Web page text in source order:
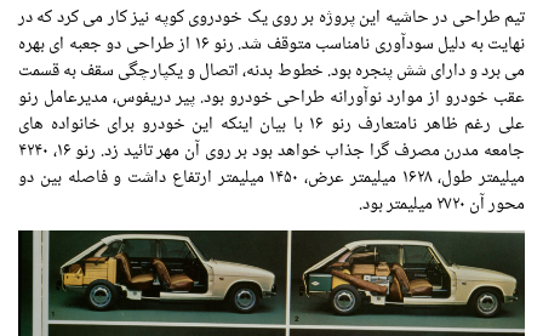
تیم طراحی در حاشیه این پروژه بر روی یک خودروی کوپه نیز کار می کرد که در
نهایت به دلیل سودآوری نامناسب متوقف شد. رنو ۱۶ از طراحی دو جعبه ای بهره
می برد و دارای شش پنجره بود. خطوط بدنه، اتصال و یکپارچگی سقف به قسمت
عقب خودرو از موارد نوآورانه طراحی خودرو بود. پیر دریفوس، مدیرعامل رنو
علی رغم ظاهر نامتعارف رنو ۱۶ با بیان اینکه این خودرو برای خانواده های
جامعه مدرن مصرف گرا جذاب خواهد بود بر روی آن مهر تائید زد. رنو ۱۶، ۴۲۴۰
میلیمتر طول، ۱۶۲۸ میلیمتر عرض، ۱۴۵۰ میلیمتر ارتفاع داشت و فاصله بین دو
محور آن ۲۷۲۰ میلیمتر بود.